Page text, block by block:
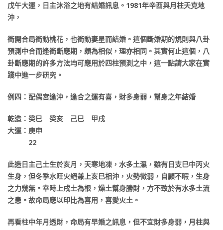
戊午大運，日主沐浴之地有結婚訊息。1981年辛酉與月柱天克地
沖，
衝開合局衝動桃花，也衝動妻星而結婚。這個斷婚期的規則與八卦
預測中合而逢衝斷應期，頗為相似，理亦相同。其實何止這個，八
卦斷應期的許多方法均可應用於四柱預測之中，這一點請大家在實
踐中進一步研究。
例四：配偶宮逢沖，逢合之運有喜，財多身弱，幫身之年結婚
乾造：癸巳 癸亥 己巳 甲戌
大運：庚申
22
此造日主己土生於亥月，天寒地凍，水多土濕，雖有日支巳中丙火
生身，但冬季水旺火絕兼上亥巳相沖，火勢微弱，自顧不暇，生身
之力幾無。幸時上戌土為根，燥土幫身勝財，方不致於有水多土流
之患。故命局應以印比為喜用，喜愛火土。
再看柱中年月透財，命局有早婚之訊息，但不宜財多身弱，月柱與